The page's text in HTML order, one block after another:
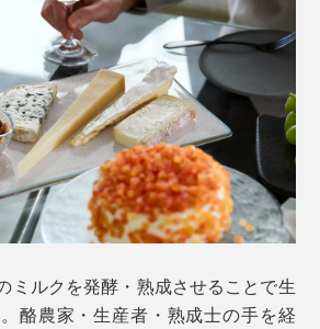
ミルクを発酵・熟成させることで生
酪農家・生産者・熟成士の手を経